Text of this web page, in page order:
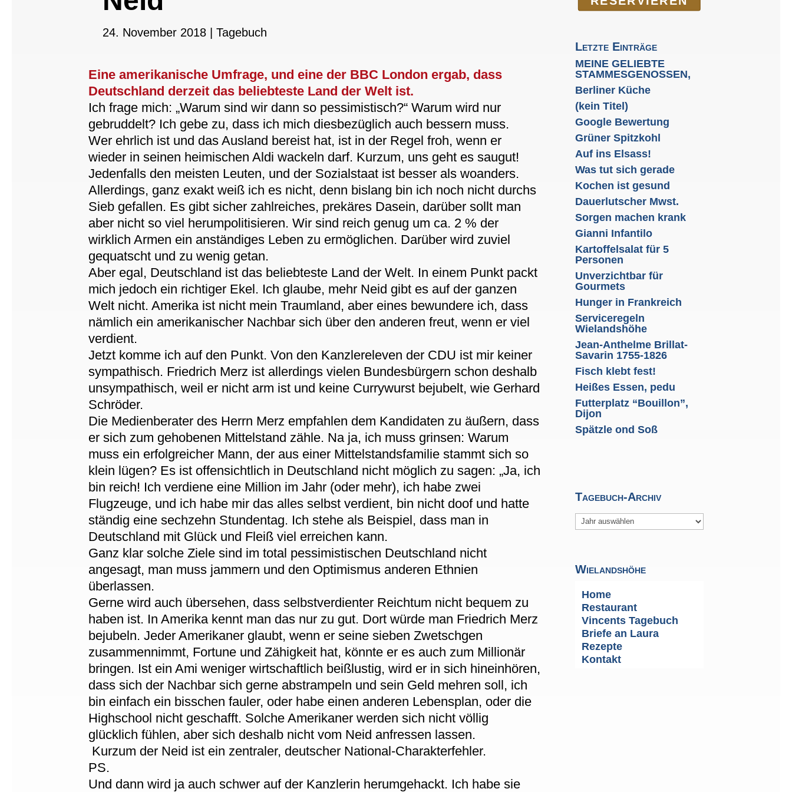
24. November 2018 |Tagebuch
Eine amerikanische Umfrage, und eine der BBC London ergab, dass
Deutschland derzeit das beliebteste Land der Welt ist.
Ich frage mich: „Warum sind wir dann so pessimistisch?“ Warum wird nur
gebruddelt? Ich gebe zu, dass ich mich diesbezüglich auch bessern muss.
Wer ehrlich ist und das Ausland bereist hat, ist in der Regel froh, wenn er
wieder in seinen heimischen Aldi wackeln darf. Kurzum, uns geht es saugut!
Jedenfalls den meisten Leuten, und der Sozialstaat ist besser als woanders.
Allerdings, ganz exakt weiß ich es nicht, denn bislang bin ich noch nicht durchs
Sieb gefallen. Es gibt sicher zahlreiches, prekäres Dasein, darüber sollt man
aber nicht so viel herumpolitisieren. Wir sind reich genug um ca. 2 % der
wirklich Armen ein anständiges Leben zu ermöglichen. Darüber wird zuviel
gequatscht und zu wenig getan.
Aber egal, Deutschland ist das beliebteste Land der Welt. In einem Punkt packt
mich jedoch ein richtiger Ekel. Ich glaube, mehr Neid gibt es auf der ganzen
Welt nicht. Amerika ist nicht mein Traumland, aber eines bewundere ich, dass
nämlich ein amerikanischer Nachbar sich über den anderen freut, wenn er viel
verdient.
Jetzt komme ich auf den Punkt. Von den Kanzlereleven der CDU ist mir keiner
sympathisch. Friedrich Merz ist allerdings vielen Bundesbürgern schon deshalb
unsympathisch, weil er nicht arm ist und keine Currywurst bejubelt, wie Gerhard
Schröder.
Die Medienberater des Herrn Merz empfahlen dem Kandidaten zu äußern, dass
er sich zum gehobenen Mittelstand zähle. Na ja, ich muss grinsen: Warum
muss ein erfolgreicher Mann, der aus einer Mittelstandsfamilie stammt sich so
klein lügen? Es ist offensichtlich in Deutschland nicht möglich zu sagen: „Ja, ich
bin reich! Ich verdiene eine Million im Jahr (oder mehr), ich habe zwei
Flugzeuge, und ich habe mir das alles selbst verdient, bin nicht doof und hatte
ständig eine sechzehn Stundentag. Ich stehe als Beispiel, dass man in
Deutschland mit Glück und Fleiß viel erreichen kann.
Ganz klar solche Ziele sind im total pessimistischen Deutschland nicht
angesagt, man muss jammern und den Optimismus anderen Ethnien
überlassen.
Gerne wird auch übersehen, dass selbstverdienter Reichtum nicht bequem zu
haben ist. In Amerika kennt man das nur zu gut. Dort würde man Friedrich Merz
bejubeln. Jeder Amerikaner glaubt, wenn er seine sieben Zwetschgen
zusammennimmt, Fortune und Zähigkeit hat, könnte er es auch zum Millionär
bringen. Ist ein Ami weniger wirtschaftlich beißlustig, wird er in sich hineinhören,
dass sich der Nachbar sich gerne abstrampeln und sein Geld mehren soll, ich
bin einfach ein bisschen fauler, oder habe einen anderen Lebensplan, oder die
Highschool nicht geschafft. Solche Amerikaner werden sich nicht völlig
glücklich fühlen, aber sich deshalb nicht vom Neid anfressen lassen.
Kurzum der Neid ist ein zentraler, deutscher National-Charakterfehler.
PS.
Und dann wird ja auch schwer auf der Kanzlerin herumgehackt. Ich habe sie
Letzte Einträge
MEINE GELIEBTE
STAMMESGENOSSEN,
Berliner Küche
(kein Titel)
Google Bewertung
Grüner Spitzkohl
Auf ins Elsass!
Was tut sich gerade
Kochen ist gesund
Dauerlutscher Mwst.
Sorgen machen krank
Gianni Infantilo
Kartoffelsalat für 5
Personen
Unverzichtbar für
Gourmets
Hunger in Frankreich
Serviceregeln
Wielandshöhe
Jean-Anthelme Brillat-
Savarin 1755-1826
Fisch klebt fest!
Heißes Essen, pedu
Futterplatz “Bouillon”,
Dijon
Spätzle ond Soß
Tagebuch-Archiv
Archiv
Wielandshöhe
Home
Restaurant
Vincents Tagebuch
Briefe an Laura
Rezepte
Kontakt